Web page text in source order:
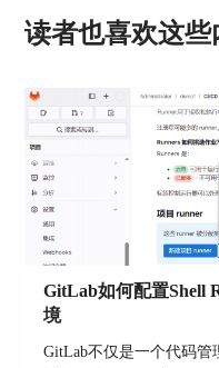
的“设置”进入“成员”
在“添加成员”功能中
Owner权限的分配同
和项目管理需求进行
险。
三、GitLab的实用性评
评价GitLab是否好用
对于代码托管和版本
集成的解决方案，支
同团队的需求。在协
MergeRequest、
读者也喜欢这些
GitLab如何配置Shell
境
GitLab不仅是一个代码